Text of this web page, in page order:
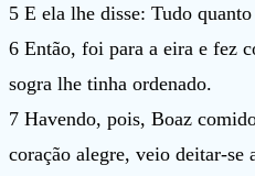
5 E ela lhe disse: Tudo
6 Então, foi para a eira e fez
sogra lhe tinha ordenado.
7 Havendo, pois, Boaz
coração alegre, veio deitar-se